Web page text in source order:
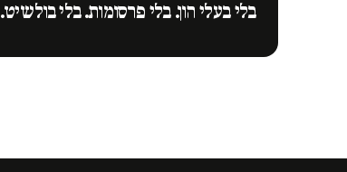
בלי בעלי הון. בלי פרסומות. בלי בולשיט.